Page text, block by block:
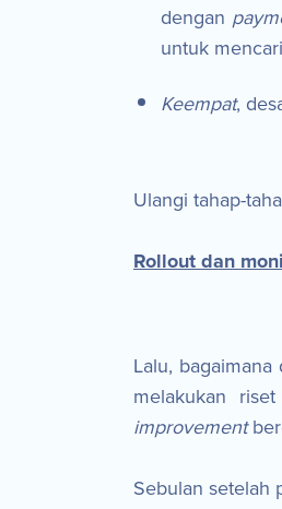
dengan
untuk
Keempat,
Ulangi tahap-
Rollout dan
Lalu,
melakukan
improvement
Sebulan setelah